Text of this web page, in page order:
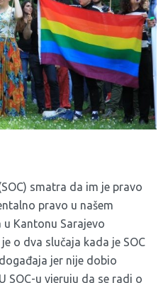
smatra da im je pravo
pravo u našem
Kantonu Sarajevo
o dva slučaja kada je SOC
jer nije dobio
SOC-u vjeruju da se radi o